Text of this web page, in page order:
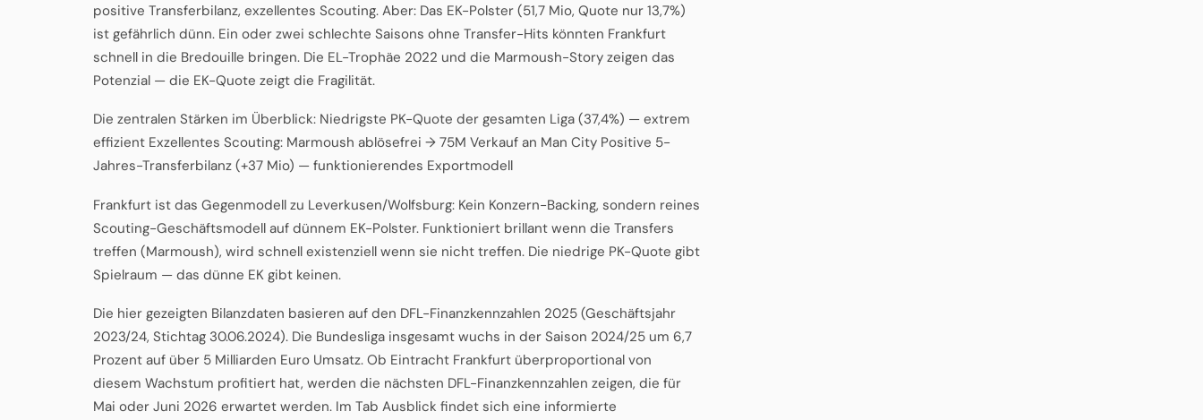
positive Transferbilanz, exzellentes Scouting. Aber: Das EK-Polster (51,7 Mio, Quote nur 13,7%)
ist gefährlich dünn. Ein oder zwei schlechte Saisons ohne Transfer-Hits könnten Frankfurt
schnell in die Bredouille bringen. Die EL-Trophäe 2022 und die Marmoush-Story zeigen das
Potenzial — die EK-Quote zeigt die Fragilität.
Die zentralen Stärken im Überblick: Niedrigste PK-Quote der gesamten Liga (37,4%) — extrem
effizient Exzellentes Scouting: Marmoush ablösefrei → 75M Verkauf an Man City Positive 5-
Jahres-Transferbilanz (+37 Mio) — funktionierendes Exportmodell
Frankfurt ist das Gegenmodell zu Leverkusen/Wolfsburg: Kein Konzern-Backing, sondern reines
Scouting-Geschäftsmodell auf dünnem EK-Polster. Funktioniert brillant wenn die Transfers
treffen (Marmoush), wird schnell existenziell wenn sie nicht treffen. Die niedrige PK-Quote gibt
Spielraum — das dünne EK gibt keinen.
Die hier gezeigten Bilanzdaten basieren auf den DFL-Finanzkennzahlen 2025 (Geschäftsjahr
2023/24, Stichtag 30.06.2024). Die Bundesliga insgesamt wuchs in der Saison 2024/25 um 6,7
Prozent auf über 5 Milliarden Euro Umsatz. Ob Eintracht Frankfurt überproportional von
diesem Wachstum profitiert hat, werden die nächsten DFL-Finanzkennzahlen zeigen, die für
Mai oder Juni 2026 erwartet werden. Im Tab Ausblick findet sich eine informierte